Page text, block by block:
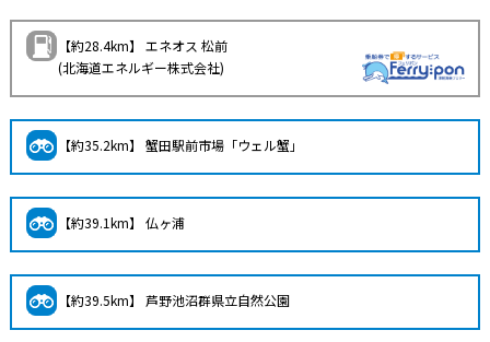
【約28.4km】 エネオス 松前
(北海道エネルギー株式会社)
【約35.2km】 蟹田駅前市場「ウェル蟹」
【約39.1km】 仏ヶ浦
【約39.5km】 芦野池沼群県立自然公園